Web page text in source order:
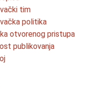
tim
politika
otvorenog pristupa
publikovanja